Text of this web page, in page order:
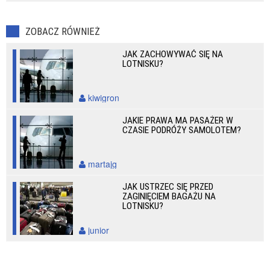
ZOBACZ RÓWNIEŻ
JAK ZACHOWYWAĆ SIĘ NA
LOTNISKU?
kiwigron
JAKIE PRAWA MA PASAŻER W
CZASIE PODRÓŻY SAMOLOTEM?
martajg
JAK USTRZEC SIĘ PRZED
ZAGINIĘCIEM BAGAŻU NA
LOTNISKU?
junior